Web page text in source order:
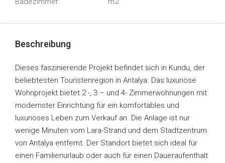
Beschreibung
Dieses faszinierende Projekt befindet sich in Kundu, der
beliebtesten Touristenregion in Antalya. Das luxuriöse
Wohnprojekt bietet 2 -, 3 – und 4- Zimmerwohnungen mit
modernster Einrichtung für ein komfortables und
luxuriöses Leben zum Verkauf an. Die Anlage ist nur
wenige Minuten vom Lara-Strand und dem Stadtzentrum
von Antalya entfernt. Der Standort bietet sich ideal für
einen Familienurlaub oder auch für einen Daueraufenthalt